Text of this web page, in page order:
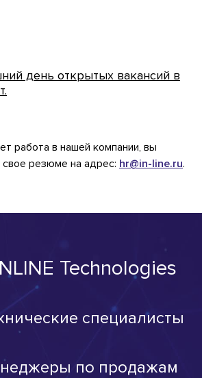
день открытых вакансий в
работа в нашей компании, вы
резюме на адрес: hr@in-line.ru.
Technologies
специалисты
по продажам